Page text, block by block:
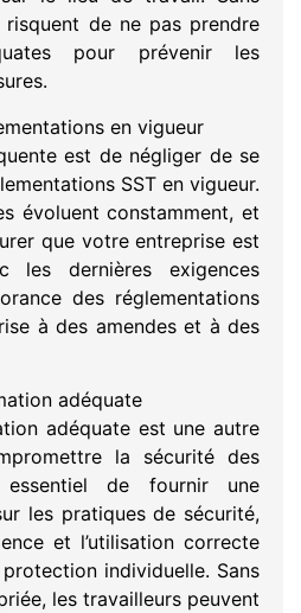
risquent de ne pas prendre
pour prévenir les
en vigueur
est de négliger de se
SST en vigueur.
évoluent constamment, et
que votre entreprise est
les dernières exigences
des réglementations
à des amendes et à des
adéquate
adéquate est une autre
la sécurité des
de fournir une
les pratiques de sécurité,
et l’utilisation correcte
individuelle. Sans
les travailleurs peuvent